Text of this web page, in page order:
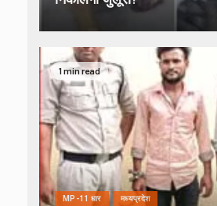
1 min read
MP-11 धार मध्यप्रदेश